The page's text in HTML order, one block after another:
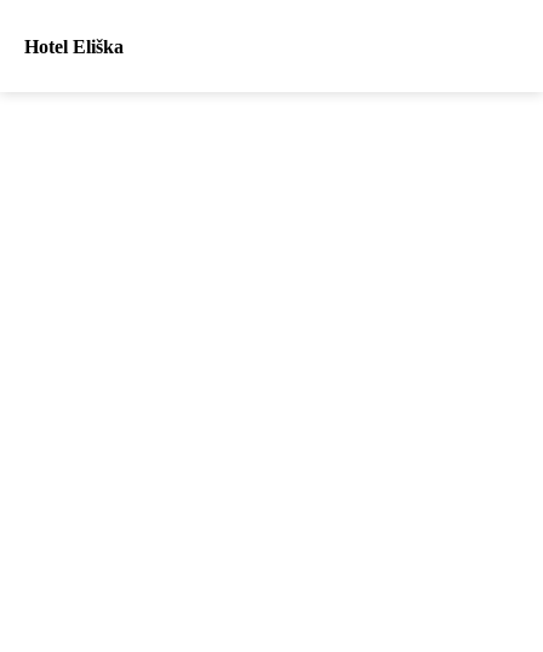
Hotel Eliška